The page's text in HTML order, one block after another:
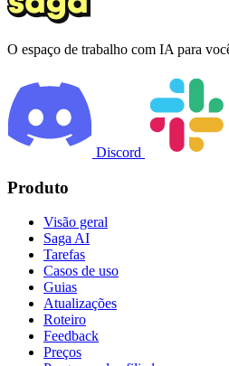
O espaço de trabalho com IA para
Discord
Produto
Visão geral
Saga AI
Tarefas
Casos de uso
Guias
Atualizações
Roteiro
Feedback
Preços